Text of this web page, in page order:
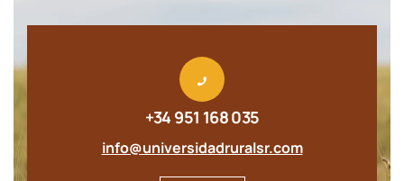
+34 951 168 035
info@universidadruralsr.com